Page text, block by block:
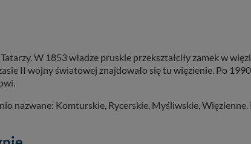
W 1853 władze pruskie przekształciły zamek w
II wojny światowej znajdowało się tu więzienie. Po 1990
nazwane: Komturskie, Rycerskie, Myśliwskie, Więzienne.